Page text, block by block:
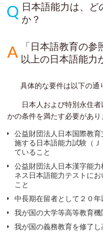
日本語能力は、
か？
「日本語教育の
以上の日本語能力
具体的な要件は以下の通
日本人および特別永住者
かの条件を満たす必要があり
公益財団法人日本国際教
施する日本語能力試験（
ていること
公益財団法人日本漢字能
ネス日本語能力テストに
こと
中長期在留者として２０
我が国の大学等高等教育
我が国の義務教育を修了